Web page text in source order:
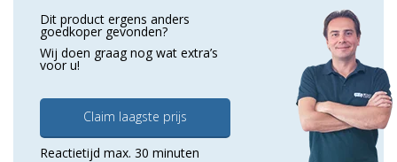
Dit product ergens anders
goedkoper gevonden?
Wij doen graag nog wat extra’s
voor u!
Claim laagste prijs
Reactietijd max. 30 minuten